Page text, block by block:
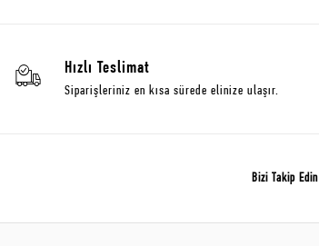
Hızlı Teslimat
Siparişleriniz en kısa sürede elinize ulaşır.
Bizi Takip Edin